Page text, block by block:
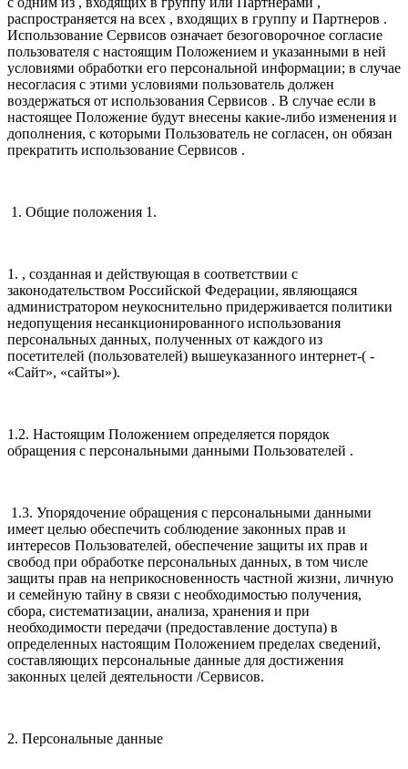
распространяется на всех , входящих в группу и Партнеров .
Использование Сервисов означает безоговорочное согласие
пользователя с настоящим Положением и указанными в ней
условиями обработки его персональной информации; в случае
несогласия с этими условиями пользователь должен
воздержаться от использования Сервисов . В случае если в
настоящее Положение будут внесены какие-либо изменения и
дополнения, с которыми Пользователь не согласен, он обязан
прекратить использование Сервисов .
1. Общие положения 1.
1. , созданная и действующая в соответствии с
законодательством Российской Федерации, являющаяся
администратором неукоснительно придерживается политики
недопущения несанкционированного использования
персональных данных, полученных от каждого из
посетителей (пользователей) вышеуказанного интернет-( -
«Сайт», «сайты»).
1.2. Настоящим Положением определяется порядок
обращения с персональными данными Пользователей .
1.3. Упорядочение обращения с персональными данными
имеет целью обеспечить соблюдение законных прав и
интересов Пользователей, обеспечение защиты их прав и
свобод при обработке персональных данных, в том числе
защиты прав на неприкосновенность частной жизни, личную
и семейную тайну в связи с необходимостью получения,
сбора, систематизации, анализа, хранения и при
необходимости передачи (предоставление доступа) в
определенных настоящим Положением пределах сведений,
составляющих персональные данные для достижения
законных целей деятельности /Сервисов.
2. Персональные данные